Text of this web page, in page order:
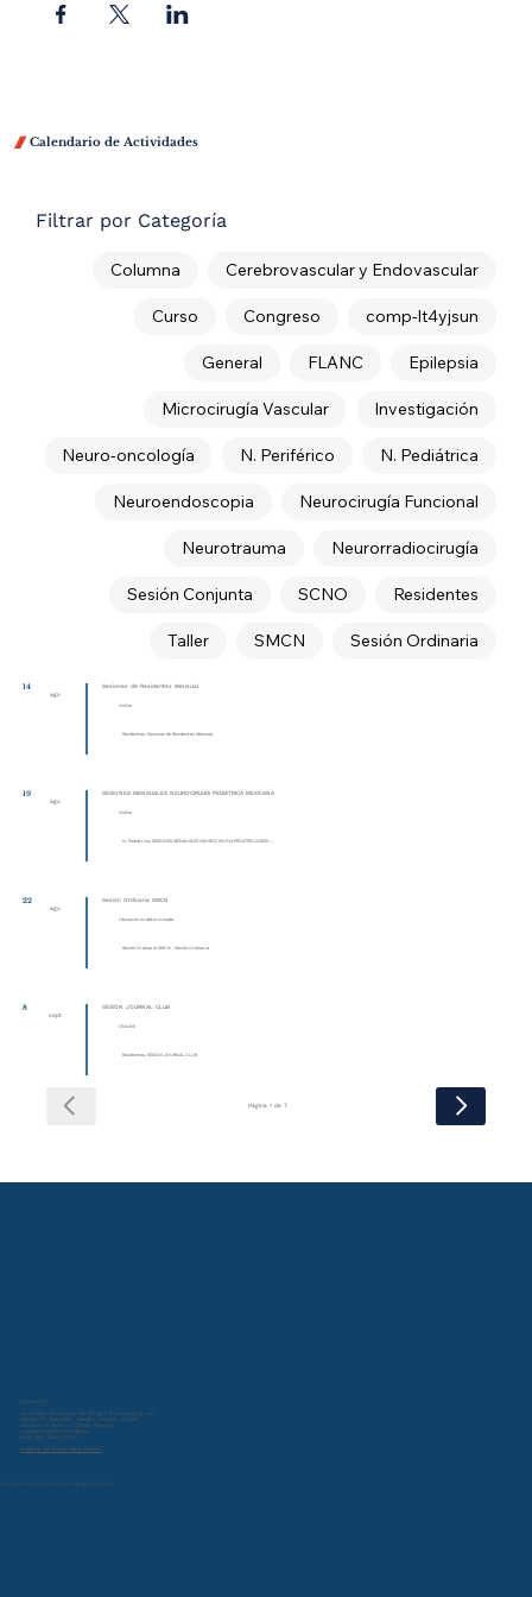
Filtrar por Categoría
Cerebrovascular y Endovascular
Columna
comp-lt4yjsun
Congreso
Curso
Epilepsia
FLANC
General
Investigación
Microcirugía Vascular
N. Pediátrica
N. Periférico
Neuro-oncología
Neurocirugía Funcional
Neuroendoscopia
Neurorradiocirugía
Neurotrauma
Residentes
SCNO
Sesión Conjunta
Sesión Ordinaria
SMCN
Taller
14
ago
Sesiones de Residentes Mensual
Online
Residentes, Sesiones de Residentes Mensual
19
ago
SESIONES MENSUALES NEUROCIRUGÍA PEDIÁTRICA MEXICANA
Online
N. Pediátrica, SESIONES MENSUALES NEUROCIRUGÍA PEDIÁTRICA MEXI...
22
ago
Sesión Ordinaria SMCN
Ubicación no determinada
Sesión Ordinaria SMCN , Sesión Ordinaria
8
sept
SESIÓN JOURNAL CLUB
ONLINE
Residentes, SESIÓN JOURNAL CLUB
Página 1 de 7
 Calendario de Actividades
© 2024 por Sociedad Mexicana de Cirugía Neurológica A.C.
Contacto:
Sociedad Mexicana de Cirugía Neurológica A.C.
Miami 47, Nápoles, Benito Juárez, 03810
Ciudad de México, CDMX, Mexico
contacto@smcn.org.mx
+52 (55) 5543 0013
Política de Privacidad Online